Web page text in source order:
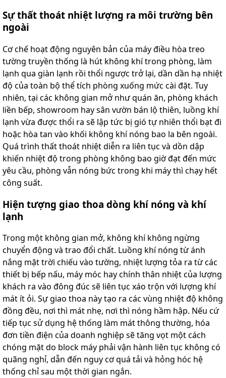
Sự thất thoát nhiệt lượng ra môi trường bên
ngoài
Cơ chế hoạt động nguyên bản của máy điều hòa treo
tường truyền thống là hút không khí trong phòng, làm
lạnh qua giàn lạnh rồi thổi ngược trở lại, dần dần hạ nhiệt
độ của toàn bộ thể tích phòng xuống mức cài đặt. Tuy
nhiên, tại các không gian mở như quán ăn, phòng khách
liền bếp, showroom hay sân vườn bán lộ thiên, luồng khí
lạnh vừa được thổi ra sẽ lập tức bị gió tự nhiên thổi bạt đi
hoặc hòa tan vào khối không khí nóng bao la bên ngoài.
Quá trình thất thoát nhiệt diễn ra liên tục và dồn dập
khiến nhiệt độ trong phòng không bao giờ đạt đến mức
yêu cầu, phòng vẫn nóng bức trong khi máy thì chạy hết
công suất.
Hiện tượng giao thoa dòng khí nóng và khí
lạnh
Trong một không gian mở, không khí không ngừng
chuyển động và trao đổi chất. Luồng khí nóng từ ánh
nắng mặt trời chiếu vào tường, nhiệt lượng tỏa ra từ các
thiết bị bếp nấu, máy móc hay chính thân nhiệt của lượng
khách ra vào đông đúc sẽ liên tục xáo trộn với lượng khí
mát ít ỏi. Sự giao thoa này tạo ra các vùng nhiệt độ không
đồng đều, nơi thì mát nhẹ, nơi thì nóng hầm hập. Nếu cứ
tiếp tục sử dụng hệ thống làm mát thông thường, hóa
đơn tiền điện của doanh nghiệp sẽ tăng vọt một cách
chóng mặt do block máy phải vận hành liên tục không có
quãng nghỉ, dẫn đến nguy cơ quá tải và hỏng hóc hệ
thống chỉ sau một thời gian ngắn.